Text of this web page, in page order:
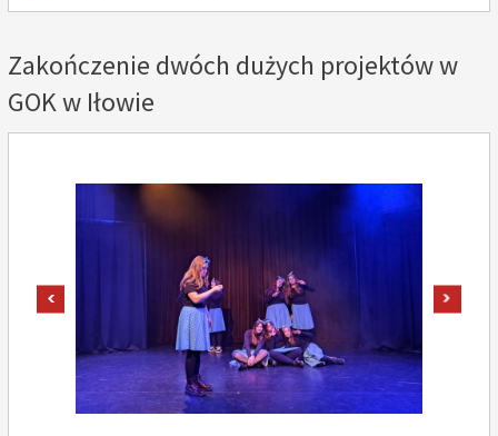
Zakończenie dwóch dużych projektów w
GOK w Iłowie
pokaż poprzednie zdjęcie